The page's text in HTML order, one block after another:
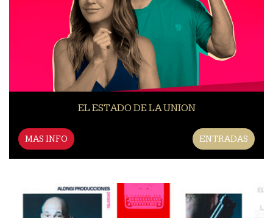
EL ESTADO DE LA UNION
MAS INFO ENTRADAS